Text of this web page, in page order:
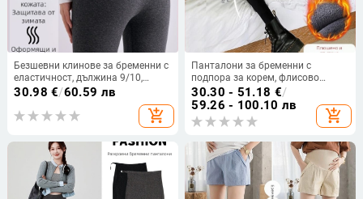
Безшевни клинове за бременни с
еластичност, дължина 9/10,
голям размер, без подхлъзване,
Shark стил, дебели топли клинове
за йога, памук-вискоза смес
30.98 €/60.59 лв
add_shopping_cart
Панталони за бременни с
подпора за корем, флисово
вътрешно топли Sharkskin плат,
дълги спортно-йога панталони
30.30 - 51.18 €/
59.26 - 100.10 лв
add_shopping_cart